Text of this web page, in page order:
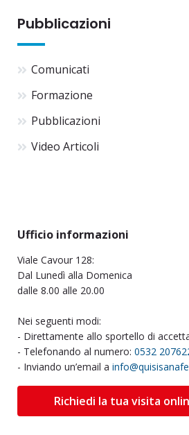
Pubblicazioni
Comunicati
Formazione
Pubblicazioni
Video Articoli
Ufficio informazioni
Viale Cavour 128:
Dal Lunedì alla Domenica
dalle 8.00 alle 20.00
Nei seguenti modi:
- Direttamente allo sportello di
- Telefonando al numero: 0532
- Inviando un’email a
Richiedi la tua visita